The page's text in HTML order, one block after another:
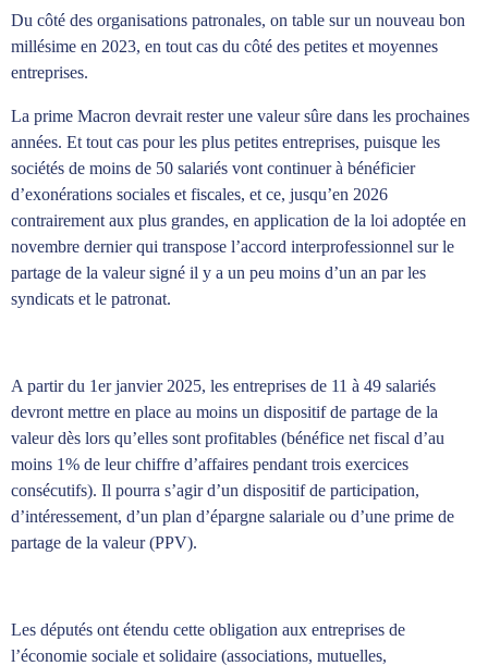
Du côté des organisations patronales, on table sur un nouveau bon
millésime en 2023, en tout cas du côté des petites et moyennes
entreprises.
La prime Macron devrait rester une valeur sûre dans les prochaines
années. Et tout cas pour les plus petites entreprises, puisque les
sociétés de moins de 50 salariés vont continuer à bénéficier
d’exonérations sociales et fiscales, et ce, jusqu’en 2026
contrairement aux plus grandes, en application de la loi adoptée en
novembre dernier qui transpose l’accord interprofessionnel sur le
partage de la valeur signé il y a un peu moins d’un an par les
syndicats et le patronat.
A partir du 1er janvier 2025, les entreprises de 11 à 49 salariés
devront mettre en place au moins un dispositif de partage de la
valeur dès lors qu’elles sont profitables (bénéfice net fiscal d’au
moins 1% de leur chiffre d’affaires pendant trois exercices
consécutifs). Il pourra s’agir d’un dispositif de participation,
d’intéressement, d’un plan d’épargne salariale ou d’une prime de
partage de la valeur (PPV).
Les députés ont étendu cette obligation aux entreprises de
l’économie sociale et solidaire (associations, mutuelles,